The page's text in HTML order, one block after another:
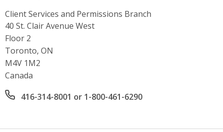
Client Services and Permissions Branch
Address
40 St. Clair Avenue West
Floor 2
Toronto, ON
M4V 1M2
Canada
Office phone number
416-314-8001 or 1-800-461-6290